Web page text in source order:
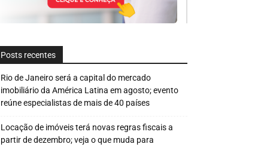
Posts recentes
Rio de Janeiro será a capital do mercado
imobiliário da América Latina em agosto; evento
reúne especialistas de mais de 40 países
Locação de imóveis terá novas regras fiscais a
partir de dezembro; veja o que muda para